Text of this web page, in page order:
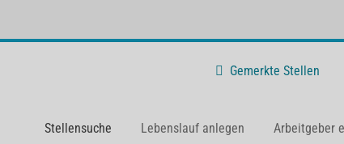
Gemerkte Stellen
Stellensuche Lebenslauf anlegen Arbeitgeber